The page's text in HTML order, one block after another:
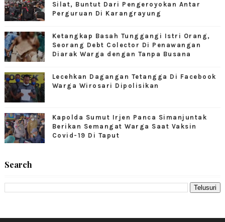
Silat, Buntut Dari Pengeroyokan Antar
Perguruan Di Karangrayung
Ketangkap Basah Tunggangi Istri Orang,
Seorang Debt Colector Di Penawangan
Diarak Warga dengan Tanpa Busana
Lecehkan Dagangan Tetangga Di Facebook
Warga Wirosari Dipolisikan
Kapolda Sumut Irjen Panca Simanjuntak
Berikan Semangat Warga Saat Vaksin
Covid-19 Di Taput
Search